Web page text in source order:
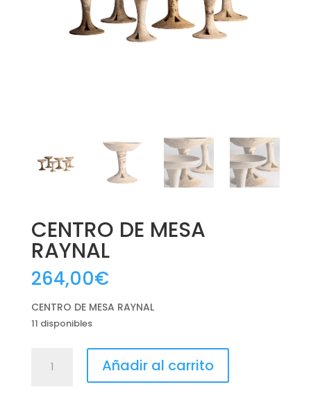
CENTRO DE MESA
RAYNAL
264,00€
CENTRO DE MESA RAYNAL
11 disponibles
Añadir al carrito